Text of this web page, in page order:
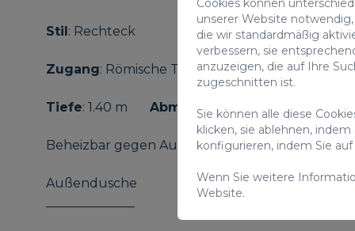
Stil: Rechteck
Zugang: Römische Treppe
Tiefe: 1.40 m Abmessungen : 8m x 3,5 m
Beheizbar gegen Aufpreis
Außendusche
Cookies können
unserer Website
die wir standardmäßig
verbessern, sie
anzuzeigen, die auf Ihre
zugeschnitten ist.
Sie können alle diese
klicken, sie ablehnen,
konfigurieren, indem Sie
Wenn Sie weitere
Website.